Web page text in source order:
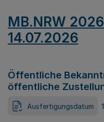
MB.NRW
14.07.2026
Öffentliche
öffentliche
Ausfertigungsdatum